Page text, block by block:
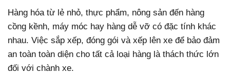
Hàng hóa từ lẻ nhỏ, thực phẩm, nông sản đến hàng
cồng kềnh, máy móc hay hàng dễ vỡ có đặc tính khác
nhau. Việc sắp xếp, đóng gói và xếp lên xe để bảo đảm
an toàn toàn diện cho tất cả loại hàng là thách thức lớn
đối với chành xe.